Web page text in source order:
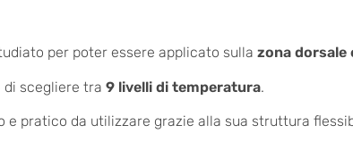
per poter essere applicato sulla zona dorsale
di scegliere tra 9 livelli di temperatura.
e pratico da utilizzare grazie alla sua struttura